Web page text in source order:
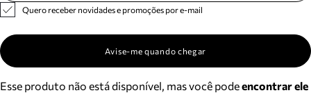
Quero receber novidades e promoções por e-mail
Avise-me quando chegar
Esse produto não está disponível, mas você podeencontrar ele